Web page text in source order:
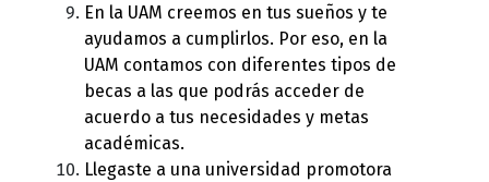
En la UAM creemos en tus sueños y te
ayudamos a cumplirlos. Por eso, en la
UAM contamos con diferentes tipos de
becas a las que podrás acceder de
acuerdo a tus necesidades y metas
académicas.
Llegaste a una universidad promotora